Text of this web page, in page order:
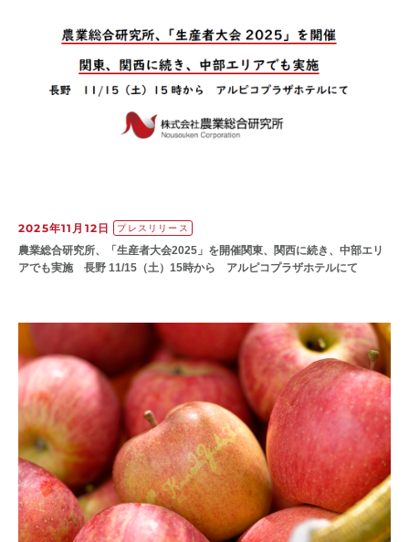
2025年11月12日 プレスリリース
農業総合研究所、「生産者大会2025」を開催関東、関西に続き、中部エリ
アでも実施 長野 11/15（土）15時から アルピコプラザホテルにて